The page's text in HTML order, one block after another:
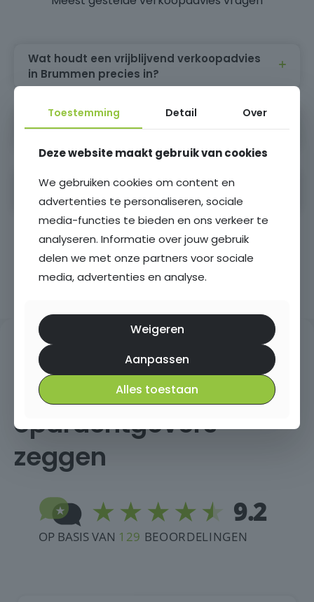
Wat houdt een vrijblijvend verkoopadvies
in Brummen precies in?
Wanneer vraag je een gratis
Waarom is een vrijblijvend verkoopadvies
in Brummen ook handig als je nog twijfelt?
Lees meer
Wat onze
opdrachtgevers
zeggen
Toestemming Detail Over
Deze website maakt gebruik van cookies
We gebruiken cookies om content en
advertenties te personaliseren, sociale
media-functies te bieden en ons verkeer te
analyseren. Informatie over jouw gebruik
delen we met onze partners voor sociale
media, advertenties en analyse.
Weigeren
Aanpassen
Alles toestaan